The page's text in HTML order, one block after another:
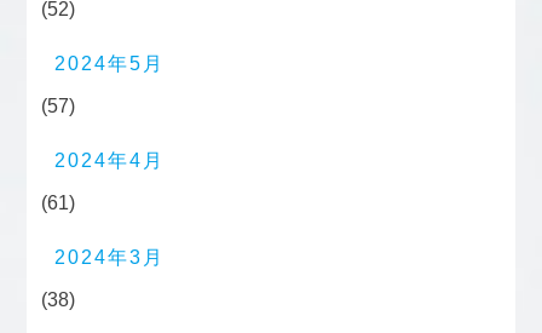
(52)
2024年5月
(57)
2024年4月
(61)
2024年3月
(38)